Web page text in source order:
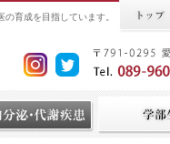
育成を目指しています。